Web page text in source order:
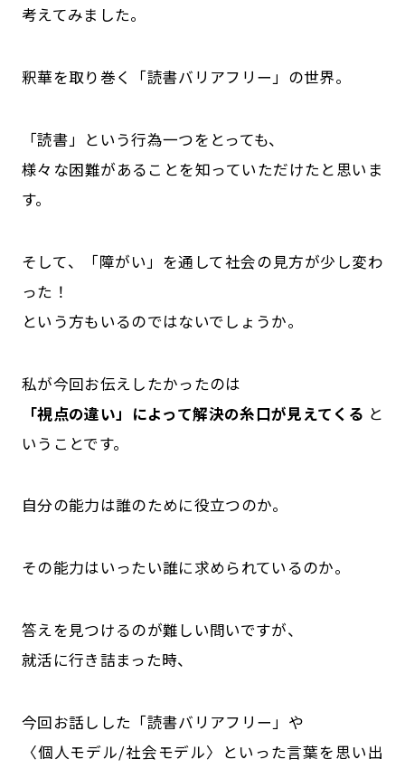
考えてみました。
釈華を取り巻く「読書バリアフリー」の世界。
「読書」という行為一つをとっても、
様々な困難があることを知っていただけたと思いま
す。
そして、「障がい」を通して社会の見方が少し変わ
った！
という方もいるのではないでしょうか。
私が今回お伝えしたかったのは
「視点の違い」によって解決の糸口が見えてくる と
いうことです。
自分の能力は誰のために役立つのか。
その能力はいったい誰に求められているのか。
答えを見つけるのが難しい問いですが、
就活に行き詰まった時、
今回お話しした「読書バリアフリー」や
〈個人モデル/社会モデル〉といった言葉を思い出